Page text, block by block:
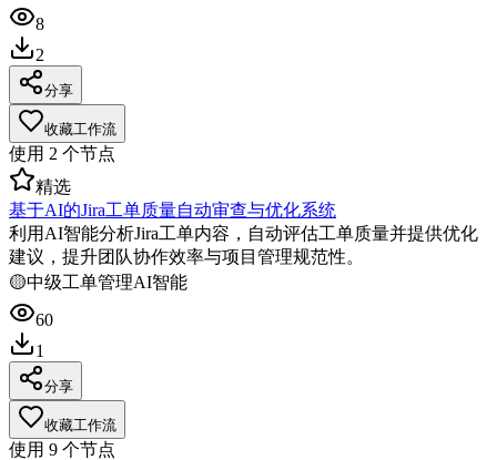
8
2
分享
收藏工作流
使用 2 个节点
精选
基于AI的Jira工单质量自动审查与优化系统
利用AI智能分析Jira工单内容，自动评估工单质量并提供优化
建议，提升团队协作效率与项目管理规范性。
🟡中级工单管理AI智能
60
1
分享
收藏工作流
使用 9 个节点